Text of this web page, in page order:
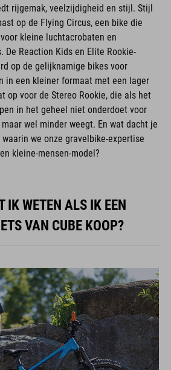
rijgemak, veelzijdigheid en stijl. Stijl
op de Flying Circus, een bike die
kleine luchtacrobaten en
De Reaction Kids en Elite Rookie-
op de gelijknamige bikes voor
in een kleiner formaat met een lager
op voor de Stereo Rookie, die als het
in het geheel niet onderdoet voor
wel minder weegt. En wat dacht je
we onze gravelbike-expertise
kleine-mensen-model?
IK WETEN ALS IK EEN
VAN CUBE KOOP?